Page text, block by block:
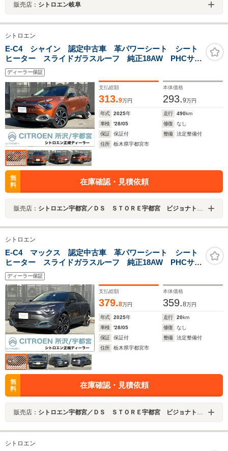
販売店： シトロエン岐阜
シトロエン
E-C4 シャイン 認定中古車 革パワーシート シート
ヒーター スライドガラスルーフ 純正18AW PHCサス
ペンション アダプティブクルーズコントロール LED
シグネチャーライト フォグランプ Bluetooth接続 10
インチモニター
ディーラー保証
支払総額
313.9万円
本体価格
293.9万円
年式 2025年 走行 490km
車検
'28/05 修復
なし
保証
保証付 整備
法定整備付
住所
栃木県宇都宮市
無
料
在庫確認・見積依頼
販売店： シトロエン宇都宮／ＤＳ ＳＴＯＲＥ宇都宮 ビジョナトレーディング（株） ビジョナグループ
シトロエン
E-C4 マックス 認定中古車 革パワーシート シート
ヒーター スライドガラスルーフ 純正18AW PHCサス
ペンション アダプティブクルーズコントロール LED
シグネチャーライト フォグランプ Bluetooth接続 10
インチモニター
ディーラー保証
支払総額
379.8万円
本体価格
359.8万円
年式 2025年 走行 20km
車検
'28/05 修復
なし
保証
保証付 整備
法定整備付
住所
栃木県宇都宮市
無
料
在庫確認・見積依頼
販売店： シトロエン宇都宮／ＤＳ ＳＴＯＲＥ宇都宮 ビジョナトレーディング（株） ビジョナグループ
シトロエン